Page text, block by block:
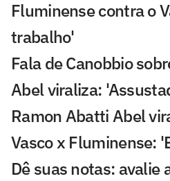
Fluminense contra o
trabalho'
Fala de Canobbio
Abel viraliza:
Ramon Abatti Abel
Vasco x Fluminense:
Dê suas notas: avalie